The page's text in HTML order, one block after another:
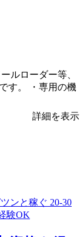
ルローダー等、
す。 ・専用の機
詳細を表示